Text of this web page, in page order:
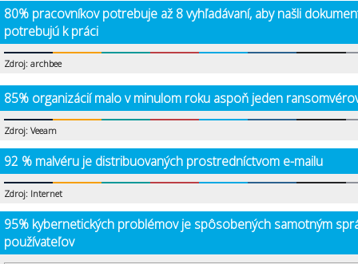
80% pracovníkov potrebuje až 8 vyhľadávaní, aby našli
potrebujú k práci
Zdroj: archbee
85% organizácií malo v minulom roku aspoň jeden
Zdroj: Veeam
92 % malvéru je distribuovaných prostredníctvom e-mailu
Zdroj: Internet
95% kybernetických problémov je spôsobených samotným
používateľov